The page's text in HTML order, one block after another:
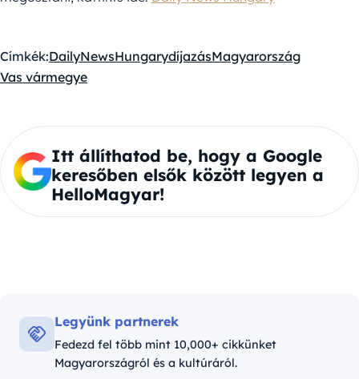
Címkék:DailyNewsHungarydíjazásMagyarország
Vas vármegye
Itt állíthatod be, hogy a Google
keresőben elsők között legyen a
HelloMagyar!
Legyünk partnerek
Fedezd fel több mint 10,000+ cikkünket
Magyarországról és a kultúráról.